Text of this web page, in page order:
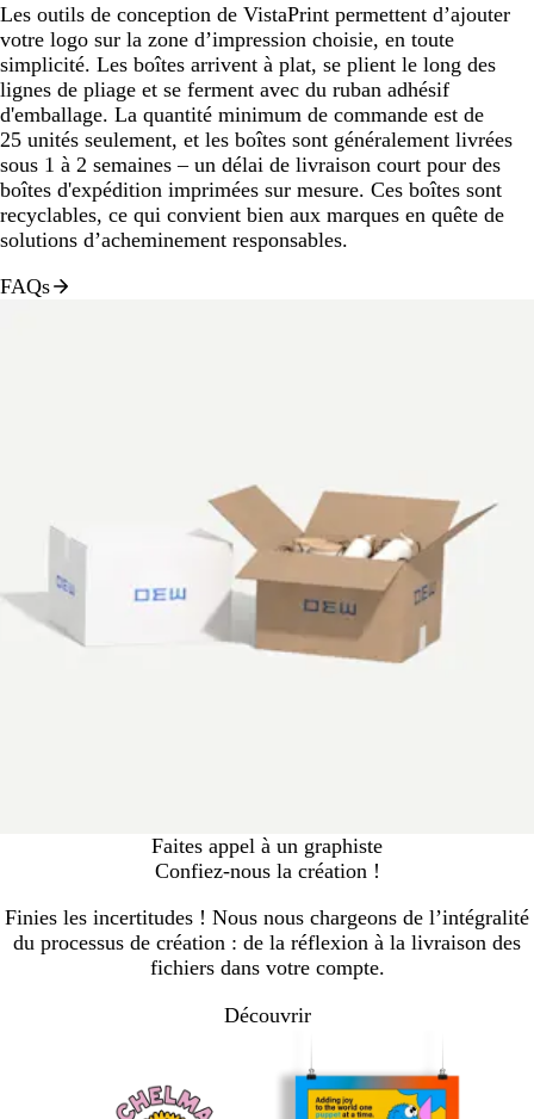
Les outils de conception de VistaPrint permettent d’ajouter
votre logo sur la zone d’impression choisie, en toute
simplicité. Les boîtes arrivent à plat, se plient le long des
lignes de pliage et se ferment avec du ruban adhésif
d'emballage. La quantité minimum de commande est de
25 unités seulement, et les boîtes sont généralement livrées
sous 1 à 2 semaines – un délai de livraison court pour des
boîtes d'expédition imprimées sur mesure. Ces boîtes sont
recyclables, ce qui convient bien aux marques en quête de
solutions d’acheminement responsables.
FAQs
Faites appel à un graphiste
Confiez-nous la création !
Finies les incertitudes ! Nous nous chargeons de l’intégralité
du processus de création : de la réflexion à la livraison des
fichiers dans votre compte.
Découvrir